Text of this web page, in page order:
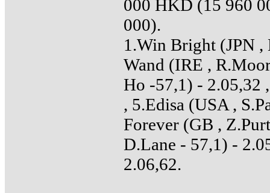
000 HKD (15 960
000).
1.Win Bright (JPN
Wand (IRE ,
Ho -57,1) - 2.05,32
, 5.Edisa (USA ,
Forever (GB ,
D.Lane - 57,1) -
2.06,62.